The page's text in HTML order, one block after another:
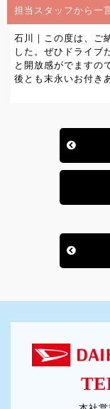
担当スタッフから一
石川｜この度は、ご
した。ぜひドライブ
と開放感がでますの
後とも末永いお付き